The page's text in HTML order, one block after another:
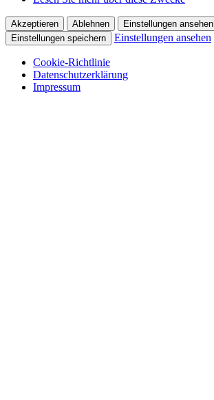
Akzeptieren Ablehnen
Einstellungen ansehen
Einstellungen speichern
Einstellungen ansehen
Cookie-Richtlinie
Datenschutzerklärung
Impressum